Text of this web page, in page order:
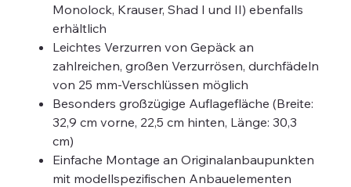
Monolock, Krauser, Shad I und II) ebenfalls
erhältlich
Leichtes Verzurren von Gepäck an
zahlreichen, großen Verzurrösen, durchfädeln
von 25 mm-Verschlüssen möglich
Besonders großzügige Auflagefläche (Breite:
32,9 cm vorne, 22,5 cm hinten, Länge: 30,3
cm)
Einfache Montage an Originalanbaupunkten
mit modellspezifischen Anbauelementen